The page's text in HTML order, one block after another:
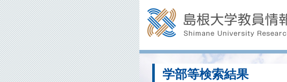
学部等検索結果